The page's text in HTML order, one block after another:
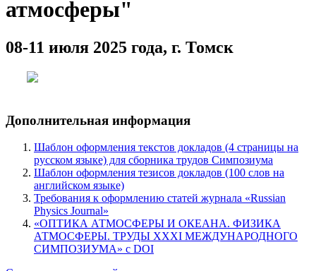
атмосферы"
08-11 июля 2025 года, г. Томск
Дополнительная информация
Шаблон оформления текстов докладов (4 страницы на
русском языке) для сборника трудов Симпозиума
Шаблон оформления тезисов докладов (100 слов на
английском языке)
Требования к оформлению статей журнала «Russian
Physics Journal»
«ОПТИКА АТМОСФЕРЫ И ОКЕАНА. ФИЗИКА
АТМОСФЕРЫ. ТРУДЫ XXXI МЕЖДУНАРОДНОГО
СИМПОЗИУМА» с DOI